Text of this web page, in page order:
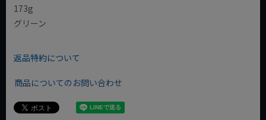
173g
グリーン
返品特約について
商品についてのお問い合わせ